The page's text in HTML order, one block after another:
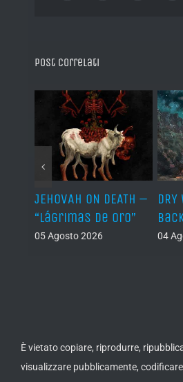
Post correlati
JEHOVAH ON DEATH –
“Lágrimas de Oro”
05 Agosto 2026 04
È vietato copiare, riprodurre,
visualizzare pubblicamente,